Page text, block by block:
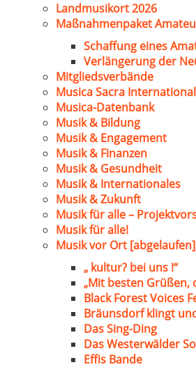
Landmusikort 2026
Maßnahmenpaket
Schaffung eines
Verlängerung der
Mitgliedsverbände
Musica Sacra International
Musica-Datenbank
Musik & Bildung
Musik & Engagement
Musik & Finanzen
Musik & Gesundheit
Musik & Internationales
Musik & Zukunft
Musik für alle –
Musik für alle!
Musik vor Ort [abgelaufen]
„ kultur? bei uns !“
„Mit besten Grüßen,
Black Forest Voices
Bräunsdorf klingt
Das Sing-Ding
Das Westerwälder
Effis Bande